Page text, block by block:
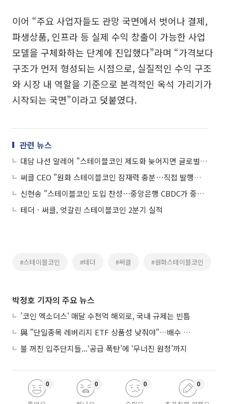
이어 “주요 사업자들도 관망 국면에서 벗어나 결제,
파생상품, 인프라 등 실제 수익 창출이 가능한 사업
모델을 구체화하는 단계에 진입했다”라며 “가격보다
구조가 먼저 형성되는 시점으로, 실질적인 수익 구조
와 시장 내 역할을 기준으로 본격적인 옥석 가리기가
시작되는 국면”이라고 덧붙였다.
관련 뉴스
대담 나선 알레어 "스테이블코인 제도화 늦어지면 글로벌 경쟁력 악화"
써클 CEO "원화 스테이블코인 잠재력 충분⋯직접 발행은 안할 것"
신현송 "스테이블코인 도입 찬성⋯중앙은행 CBDC가 중심돼야"
테더ㆍ써클, 엇갈린 스테이블코인 2분기 실적
#스테이블코인 #테더 #써클 #원화스테이블코인
박정호 기자의 주요 뉴스
'코인 엑소더스' 매달 수천억 해외로, 국내 규제는 빈틈
與 "단일종목 레버리지 ETF 상품성 낮춰야"…배수 조정안도 거론
불 꺼진 입주단지들...‘공급 폭탄’에 ‘무너진 원청’까지
0 0 0 0